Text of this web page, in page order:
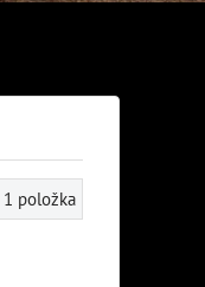
1 položka